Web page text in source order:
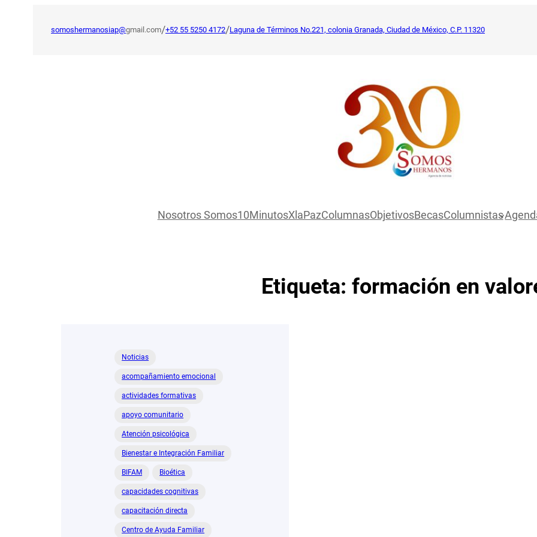
somoshermanosiap@gmail.com/+52 55 5250 4172/Laguna de Términos No.221, colonia Granada, Ciudad de México, C.P. 11320
Nosotros Somos10MinutosXlaPazColumnasObjetivosBecasColumnistas
Etiqueta: formación en
Noticias
acompañamiento emocional
actividades formativas
apoyo comunitario
Atención psicológica
Bienestar e Integración Familiar
BIFAM Bioética
capacidades cognitivas
capacitación directa
Centro de Ayuda Familiar